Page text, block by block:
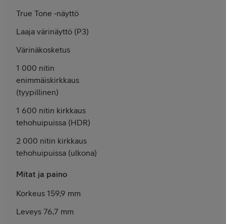
True Tone ‑näyttö
Laaja väri­näyttö (P3)
Värinä­kosketus
1 000 nitin
enimmäis­kirkkaus
(tyypillinen)
1 600 nitin kirkkaus
teho­huipuissa (HDR)
2 000 nitin kirkkaus
teho­huipuissa (ulkona)
Mitat ja paino
Korkeus 159,9 mm
Leveys 76,7 mm